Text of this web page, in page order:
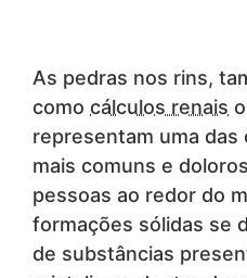
As pedras nos rins,
como cálculos renais
representam uma das
mais comuns e
pessoas ao redor do
formações sólidas se
de substâncias